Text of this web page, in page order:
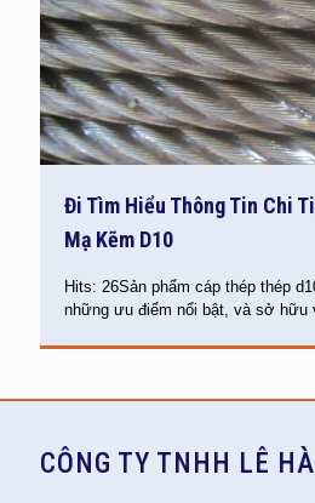
Đi Tìm Hiểu Thông Tin Chi
Mạ Kẽm D10
Hits: 26Sản phẩm cáp thép thép
những ưu điểm nổi bật, và sở hữu
CÔNG TY TNHH LÊ